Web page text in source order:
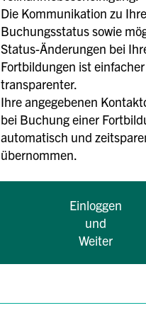
Die Kommunikation zu
Buchungsstatus sowie
Status-Änderungen bei
Fortbildungen ist
transparenter.
Ihre angegebenen
bei Buchung einer
automatisch und
übernommen.
Einloggen
und
Weiter